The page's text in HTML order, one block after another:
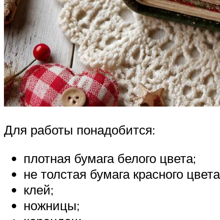
Для работы понадобится:
плотная бумага белого цвета;
не толстая бумага красного
клей;
ножницы;